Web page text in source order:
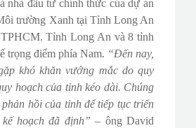
nhà đầu tư chính thức của dự án
trường Xanh tại Tỉnh Long An
Tỉnh Long An và 8 tỉnh
trọng điểm phía Nam. “Đến nay,
khó khăn vướng mắc do quy
hoạch của tỉnh kéo dài. Chúng
hồi của tỉnh để tiếp tục triển
hoạch đã định” – ông David